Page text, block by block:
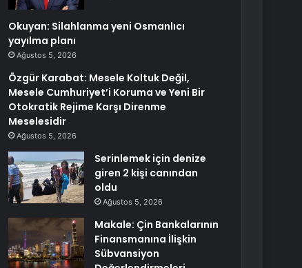
Okuyan: Silahlanma yeni Osmanlıcı
yayılma planı
Ağustos 5, 2026
Özgür Karabat: Mesele Koltuk Değil,
Mesele Cumhuriyet’i Koruma ve Yeni Bir
Otokratik Rejime Karşı Direnme
Meselesidir
Ağustos 5, 2026
Serinlemek için denize
giren 2 kişi canından
oldu
Ağustos 5, 2026
Makale: Çin Bankalarının
Finansmanına İlişkin
Sübvansiyon